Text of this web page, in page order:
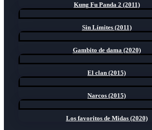
Kung Fu Panda 2 (2011)
Sin Límites (2011)
Gambito de dama (2020)
El clan (2015)
Narcos (2015)
Los favoritos de Midas (2020)